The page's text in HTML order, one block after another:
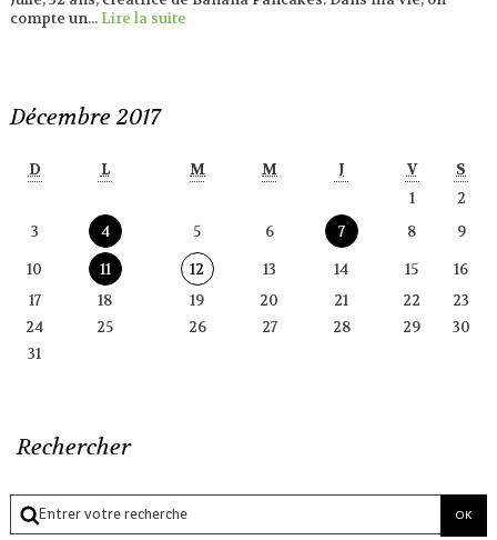
compte un...Lire la suite
Décembre 2017
D L M M J V
S
1
2
3
4 5 6 7 8
9
10
11 12 13 14 15
16
17
18 19 20 21 22
23
24
25 26 27 28 29
30
31
Rechercher